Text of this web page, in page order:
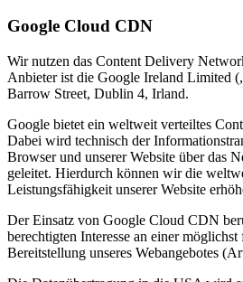
Google Cloud CDN
Wir nutzen das Content Delivery
Anbieter ist die Google Ireland Limited
Barrow Street, Dublin 4, Irland.
Google bietet ein weltweit verteiltes
Dabei wird technisch der
Browser und unserer Website über das
geleitet. Hierdurch können wir die
Leistungsfähigkeit unserer Website
Der Einsatz von Google Cloud CDN
berechtigten Interesse an einer
Bereitstellung unseres Webangebotes